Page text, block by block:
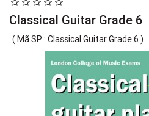
Classical Guitar Grade 6
( Mã SP : Classical Guitar Grade 6 )